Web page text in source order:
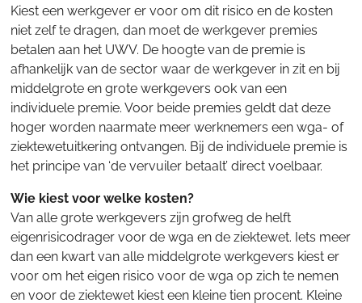
Kiest een werkgever er voor om dit risico en de kosten
niet zelf te dragen, dan moet de werkgever premies
betalen aan het UWV. De hoogte van de premie is
afhankelijk van de sector waar de werkgever in zit en bij
middelgrote en grote werkgevers ook van een
individuele premie. Voor beide premies geldt dat deze
hoger worden naarmate meer werknemers een wga- of
ziektewetuitkering ontvangen. Bij de individuele premie is
het principe van ‘de vervuiler betaalt’ direct voelbaar.
Wie kiest voor welke kosten?
Van alle grote werkgevers zijn grofweg de helft
eigenrisicodrager voor de wga en de ziektewet. Iets meer
dan een kwart van alle middelgrote werkgevers kiest er
voor om het eigen risico voor de wga op zich te nemen
en voor de ziektewet kiest een kleine tien procent. Kleine